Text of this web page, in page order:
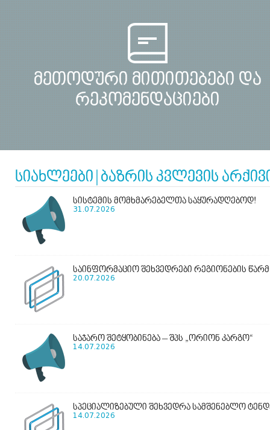
მეთოდური მითითებები და
რეკომენდაციები
სიახლეები ბაზრის კვლევის
სისტემის მომხმარებელთა საყურადღებოდ!
31.07.2026
საინფორმაციო შეხვედრები რეგიონების
20.07.2026
საჯარო შეტყობინება – შპს „ორიონ კარგო“
14.07.2026
სპეციალიზებული შეხვედრა სამშენებლო
14.07.2026